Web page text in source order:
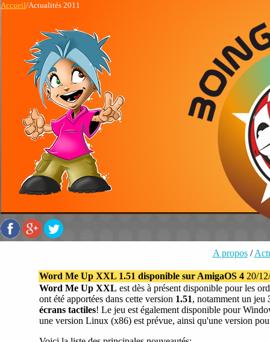
Accueil/Actualités 2011
A propos/
Word Me Up XXL 1.51 disponible sur AmigaOS 420/
Word Me Up XXL est dès à présent disponible pour les
ont été apportées dans cette version 1.51, notamment un jeu
écrans tactiles! Le jeu est également disponible pour
une version Linux (x86) est prévue, ainsi qu'une version